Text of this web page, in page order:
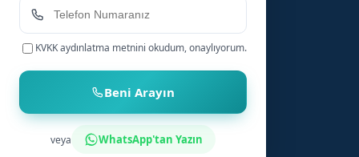
KVKK aydınlatma metnini okudum, onaylıyorum.
Beni Arayın
veya WhatsApp'tan Yazın
Hizmetler
Bebek Sünneti
Çocuk Sünneti
Sünnet Sonrası Bakım
Fiyat Bilgisi
Evde Sünnet
Anasayfa
Şehirler
Bilgi Merkezi